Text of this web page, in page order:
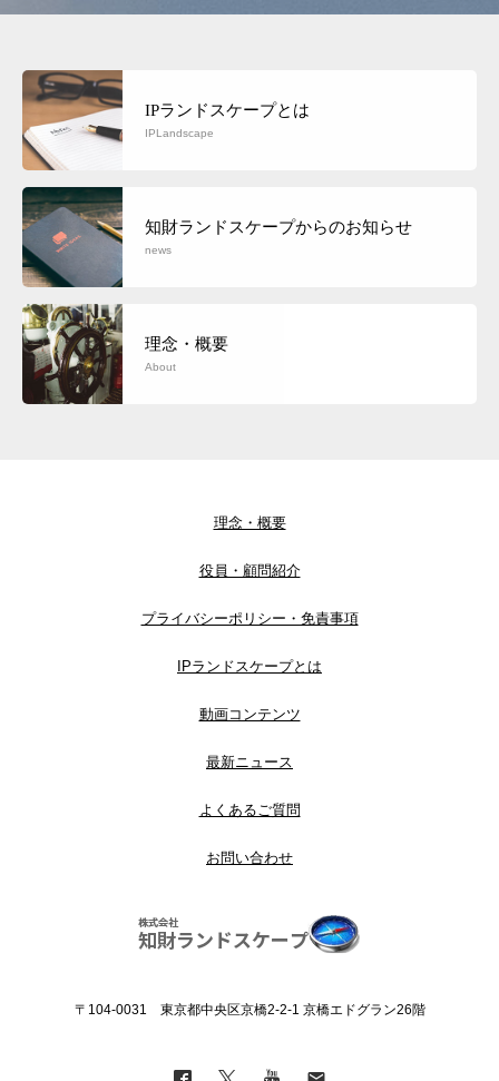
IPランドスケープとは
IPLandscape
知財ランドスケープからのお知らせ
news
理念・概要
About
理念・概要
役員・顧問紹介
プライバシーポリシー・免責事項
IPランドスケープとは
動画コンテンツ
最新ニュース
よくあるご質問
お問い合わせ
〒104-0031 東京都中央区京橋2-2-1 京橋エドグラン26階